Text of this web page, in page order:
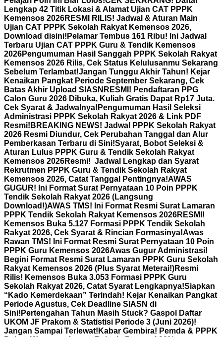
Lengkap 42 Titik Lokasi & Alamat Ujian CAT PPPK
Kemensos 2026RESMI RILIS! Jadwal & Aturan Main
Ujian CAT PPPK Sekolah Rakyat Kemensos 2026,
Download disini! Pelamar Tembus 161 Ribu! Ini Jadwal
Terbaru Ujian CAT PPPK Guru & Tendik Kemensos
2026Pengumuman Hasil Sanggah PPPK Sekolah Rakyat
Kemensos 2026 Rilis, Cek Status Kelulusanmu Sekarang
Sebelum Terlambat!Jangan Tunggu Akhir Tahun! Kejar
Kenaikan Pangkat Periode September Sekarang, Cek
Batas Akhir Upload SIASN RESMI! Pendaftaran PPG
Calon Guru 2026 Dibuka, Kuliah Gratis Dapat Rp17 Juta.
Cek Syarat & Jadwalnya! Pengumuman Hasil Seleksi
Administrasi PPPK Sekolah Rakyat 2026 & Link PDF
Resmi! BREAKING NEWS! Jadwal PPPK Sekolah Rakyat
2026 Resmi Diundur, Cek Perubahan Tanggal dan Alur
Pemberkasan Terbaru di Sini!Syarat, Bobot Seleksi &
Aturan Lulus PPPK Guru & Tendik Sekolah Rakyat
Kemensos 2026Resmi! Jadwal Lengkap dan Syarat
Rekrutmen PPPK Guru & Tendik Sekolah Rakyat
Kemensos 2026, Catat Tanggal Pentingnya!AWAS
GUGUR! Ini Format Surat Pernyataan 10 Poin PPPK
Tendik Sekolah Rakyat 2026 (Langsung
Download!)AWAS TMS! Ini Format Resmi Surat Lamaran
PPPK Tendik Sekolah Rakyat Kemensos 2026RESMI!
Kemensos Buka 5.127 Formasi PPPK Tendik Sekolah
Rakyat 2026, Cek Syarat & Rincian Formasinya!Awas
Rawan TMS! Ini Format Resmi Surat Pernyataan 10 Poin
PPPK Guru Kemensos 2026Awas Gugur Administrasi!
Begini Format Resmi Surat Lamaran PPPK Guru Sekolah
Rakyat Kemensos 2026 (Plus Syarat Meterai!)Resmi
Rilis! Kemensos Buka 3.053 Formasi PPPK Guru
Sekolah Rakyat 2026, Catat Syarat Lengkapnya!Siapkan
“Kado Kemerdekaan” Terindah! Kejar Kenaikan Pangkat
Periode Agustus, Cek Deadline SIASN di
Sini! Pertengahan Tahun Masih Stuck? Gaspol Daftar
UKOM JF Prakom & Statistisi Periode 3 (Juni 2026)!
Jangan Sampai Terlewat! Kabar Gembira! Pemda & PPPK